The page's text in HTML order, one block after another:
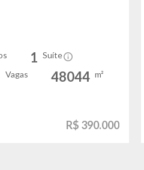
1 Suíte
Vagas 48044 m²
R$ 390.000